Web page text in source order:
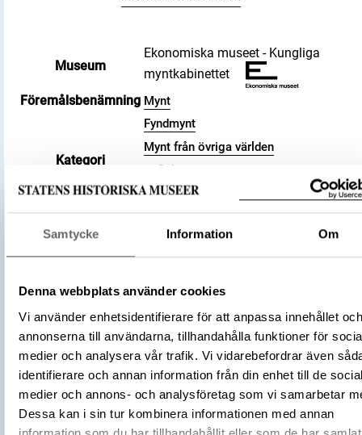
Samtycke Information Om
Denna webbplats använder cookies
Vi använder enhetsidentifierare för att anpassa innehållet och
annonserna till användarna, tillhandahålla funktioner för
medier och analysera vår trafik. Vi vidarebefordrar även
identifierare och annan information från din enhet till de
medier och annons- och analysföretag som vi samarbetar
Dessa kan i sin tur kombinera informationen med annan
Museum
Ekonomiska museet - Kungliga
myntkabinettet
Föremålsbenämning Mynt
Kategori
Fyndmynt
Mynt från övriga världen
Kufiska mynt
Arkeologisk samling
Material
Silver
Storlek
Vikt 1.45 g
Datering
281 a.H.
Tidsperiod
Vikingatid
Tillverkningsplats
Kalifatet
Samanidiska riket
al-Shash
Tillverkare Ismail ibn Ahmad(Myntherre)